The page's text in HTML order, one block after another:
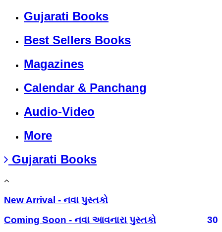
Gujarati Books
Best Sellers Books
Magazines
Calendar & Panchang
Audio-Video
More
Gujarati Books
New Arrival - નવા પુસ્તકો
Coming Soon - નવા આવનારા પુસ્તકો
30